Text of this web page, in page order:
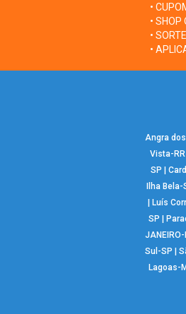
•
• SHOP
•
•
Angra
Vista-RR
SP |
Ilha Bela-
| Luís
SP |
JANEIRO-
Sul-SP |
Lagoas-